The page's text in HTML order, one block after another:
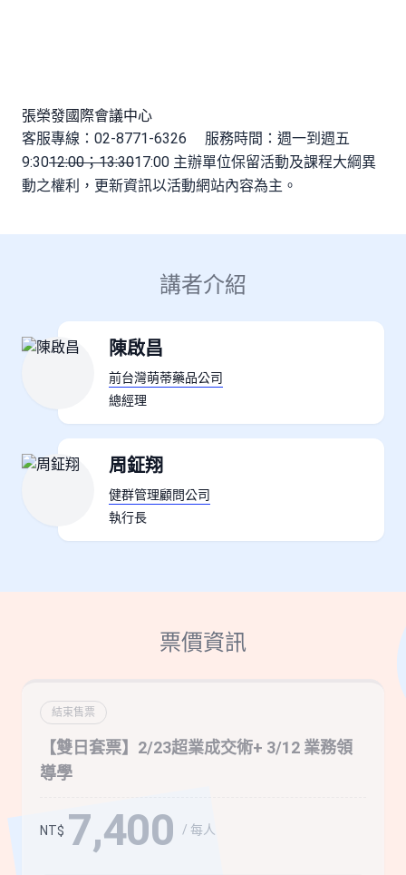
張榮發國際會議中心
客服專線：02-8771-6326 服務時間：週一到週五
9:3012:00；13:3017:00 主辦單位保留活動及課程大綱異
動之權利，更新資訊以活動網站內容為主。
講者介紹
陳啟昌
前台灣萌蒂藥品公司
總經理
周鉦翔
健群管理顧問公司
執行長
票價資訊
結束售票
【雙日套票】2/23超業成交術+ 3/12 業務領
導學
NT$ 7,400 / 每人